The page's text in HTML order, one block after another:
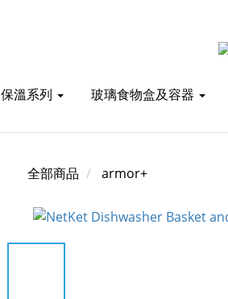
保溫系列 玻璃食物盒及容器
全部商品 armor+